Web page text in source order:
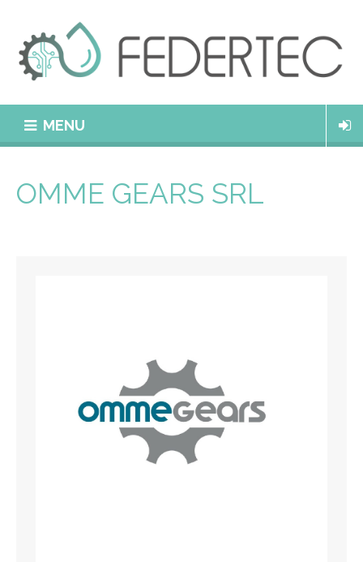
MENU
OMME GEARS SRL